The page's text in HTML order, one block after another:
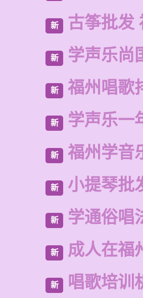
新 古筝批发
新 学声乐尚
新 福州唱歌
新 学声乐一
新 福州学音
新 小提琴批
新 学通俗唱
新 成人在福
新 唱歌培训